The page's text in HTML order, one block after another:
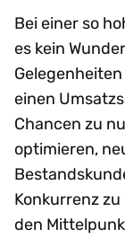
Bei einer so
es kein
einen
Chancen zu
optimieren,
Konkurrenz
den